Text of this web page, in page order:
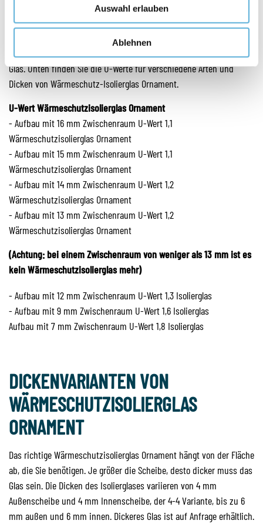
Auswahl erlauben
Ablehnen
Der Urt wird durch den U-Wert angegeben und zeigt an, wie gut das
Glas isoliert. Das heißt, wie viel Wärme durch das Glas verloren geht.
Je niedriger dieser Isolationswert (U-Wert), desto besser isoliert das
Glas. Unten finden Sie die U-Werte für verschiedene Arten und
Dicken von Wärmeschutz-Isolierglas Ornament.
U-Wert Wärmeschutzisolierglas Ornament
- Aufbau mit 16 mm Zwischenraum U-Wert 1,1
Wärmeschutzisolierglas Ornament
- Aufbau mit 15 mm Zwischenraum U-Wert 1,1
Wärmeschutzisolierglas Ornament
- Aufbau mit 14 mm Zwischenraum U-Wert 1,2
Wärmeschutzisolierglas Ornament
- Aufbau mit 13 mm Zwischenraum U-Wert 1,2
Wärmeschutzisolierglas Ornament
(Achtung: bei einem Zwischenraum von weniger als 13 mm ist es
kein Wärmeschutzisolierglas mehr)
- Aufbau mit 12 mm Zwischenraum U-Wert 1,3 Isolierglas
- Aufbau mit 9 mm Zwischenraum U-Wert 1,6 Isolierglas
Aufbau mit 7 mm Zwischenraum U-Wert 1,8 Isolierglas
DICKENVARIANTEN VON
WÄRMESCHUTZISOLIERGLAS
ORNAMENT
Das richtige Wärmeschutzisolierglas Ornament hängt von der Fläche
ab, die Sie benötigen. Je größer die Scheibe, desto dicker muss das
Glas sein. Die Dicken des Isolierglases variieren von 4 mm
Außenscheibe und 4 mm Innenscheibe, der 4-4 Variante, bis zu 6
mm außen und 6 mm innen. Dickeres Glas ist auf Anfrage erhältlich.